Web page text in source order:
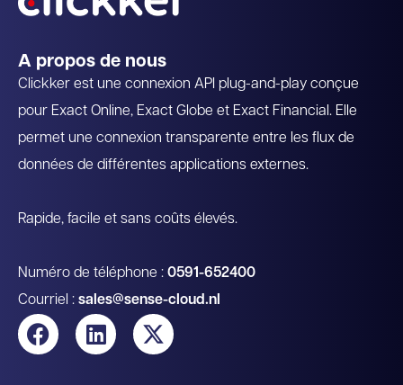
A propos de nous
Clickker est une connexion API plug-and-play conçue
pour Exact Online, Exact Globe et Exact Financial. Elle
permet une connexion transparente entre les flux de
données de différentes applications externes.
Rapide, facile et sans coûts élevés.
Numéro de téléphone : 0591-652400
Courriel : sales@sense-cloud.nl